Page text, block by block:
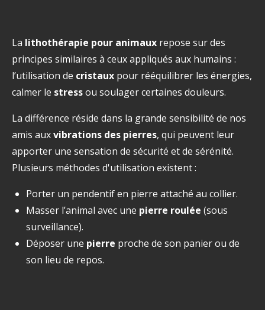
La lithothérapie pour animaux repose sur des
principes similaires à ceux appliqués aux humains :
l’utilisation de cristaux pour rééquilibrer les énergies,
calmer le stressou soulager certaines douleurs.
La différence réside dans la grande sensibilité de nos
amis auxvibrations des pierres, qui peuvent leur
apporter une sensation de sécurité et de sérénité.
Plusieurs méthodes d'utilisation existent :
Porter un pendentif en pierre attaché au collier.
Masser l’animal avec une pierre roulée (sous
surveillance).
Déposer une pierre proche de son panier ou de
son lieu de repos.